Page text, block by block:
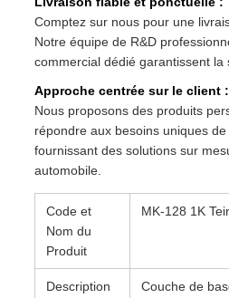
Comptez sur nous pour une
Notre équipe de R&D
commercial dédié garantissent la
Approche centrée sur le client :
Nous proposons des produits
répondre aux besoins uniques
fournissant des solutions sur
automobile.
Code et
Nom du
Produit
MK-128 1K
Description
Couche de